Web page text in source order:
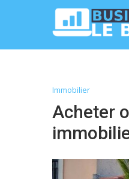
Immobilier
Acheter